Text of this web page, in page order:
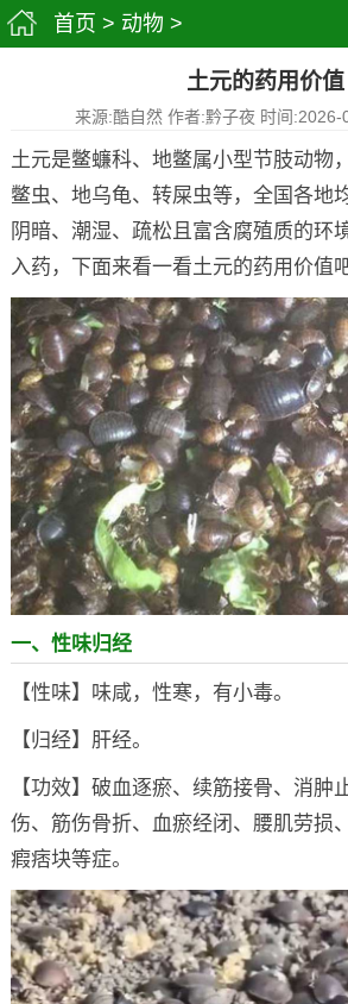
首页 > 动物 >
土元的药用价值
来源:酷自然 作者:黔子夜 时间
土元是鳖蠊科、地鳖属小型节肢动物
鳖虫、地乌龟、转屎虫等，全国各地
阴暗、潮湿、疏松且富含腐殖质的环
入药，下面来看一看土元的药用价值吧
一、性味归经
【性味】味咸，性寒，有小毒。
【归经】肝经。
【功效】破血逐瘀、续筋接骨、消肿
伤、筋伤骨折、血瘀经闭、腰肌劳损
瘕痞块等症。